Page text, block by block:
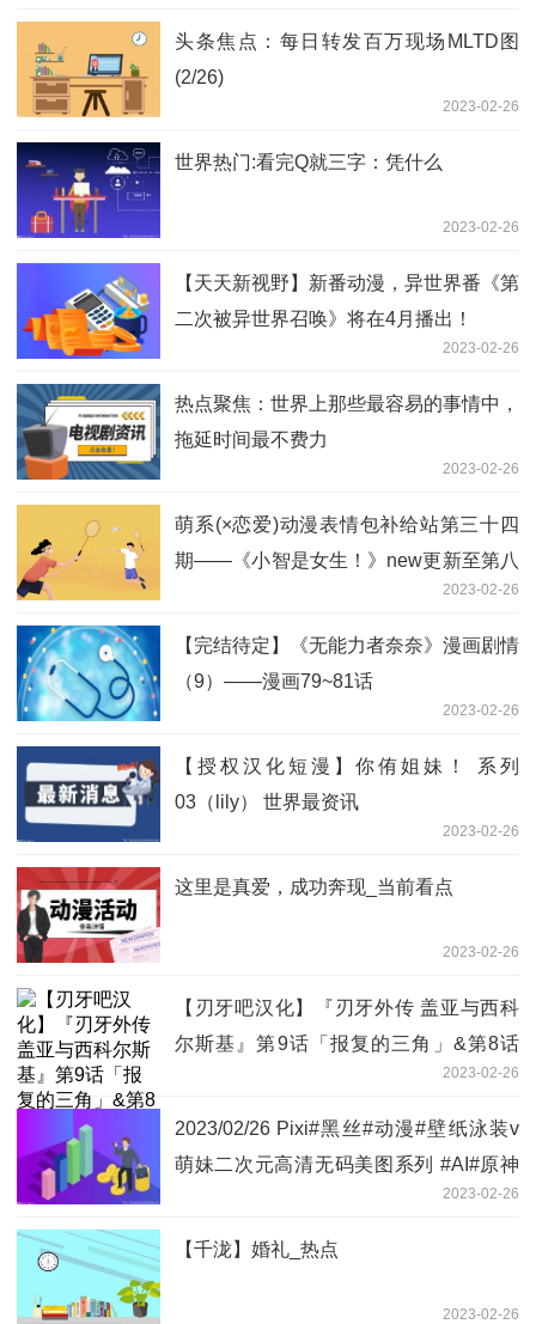
头条焦点：每日转发百万现场MLTD图
(2/26)
2023-02-26
世界热门:看完Q就三字：凭什么
2023-02-26
【天天新视野】新番动漫，异世界番《第
二次被异世界召唤》将在4月播出！
2023-02-26
热点聚焦：世界上那些最容易的事情中，
拖延时间最不费力
2023-02-26
萌系(×恋爱)动漫表情包补给站第三十四
期——《小智是女生！》new更新至第八
2023-02-26
【完结待定】《无能力者奈奈》漫画剧情
（9）——漫画79~81话
2023-02-26
【授权汉化短漫】你侑姐妹！ 系列
03（lily） 世界最资讯
2023-02-26
这里是真爱，成功奔现_当前看点
2023-02-26
【刃牙吧汉化】『刃牙外传 盖亚与西科
尔斯基』第9话「报复的三角」&第8话
2023-02-26
2023/02/26 Pixi#黑丝#动漫#壁纸泳装v
萌妹二次元高清无码美图系列 #AI#原神
2023-02-26
【千泷】婚礼_热点
2023-02-26